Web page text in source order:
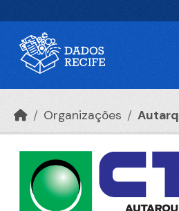
Organizações